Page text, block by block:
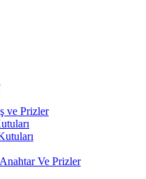
ve Prizler
Ve Prizler